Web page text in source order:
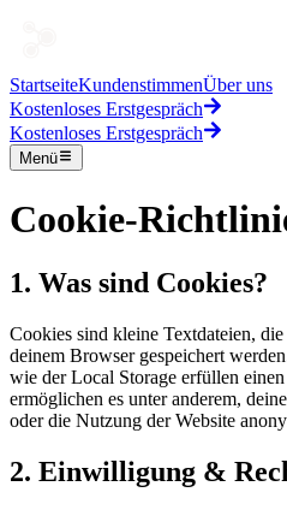
StartseiteKundenstimmenÜber uns
Kostenloses Erstgespräch
Kostenloses Erstgespräch
Menü
Cookie-
1. Was sind Cookies?
Cookies sind kleine Textdateien,
deinem Browser gespeichert
wie der Local Storage erfüllen
ermöglichen es unter anderem,
oder die Nutzung der Website
2. Einwilligung &